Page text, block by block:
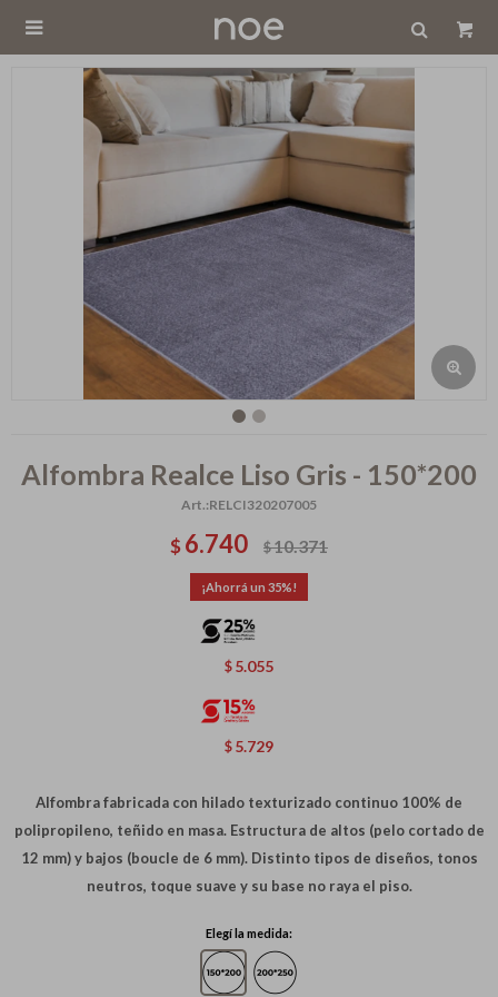

Alfombra Realce Liso Gris - 150*200
RELCI320207005
$6.740 $10.371
35
$ 5.055
$ 5.729
Alfombra fabricada con hilado texturizado continuo 100% de
polipropileno, teñido en masa. Estructura de altos (pelo cortado de
12 mm) y bajos (boucle de 6 mm). Distinto tipos de diseños, tonos
neutros, toque suave y su base no raya el piso.
Elegí la medida: